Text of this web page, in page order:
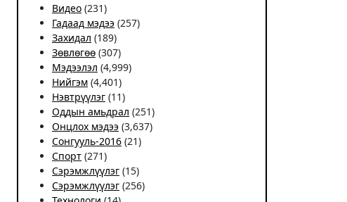
Видео (231)
Гадаад мэдээ (257)
Захидал (189)
Зөвлөгөө (307)
Мэдээлэл (4,999)
Нийгэм (4,401)
Нэвтрүүлэг (11)
Оддын амьдрал (251)
Онцлох мэдээ (3,637)
Сонгууль-2016 (21)
Спорт (271)
Сэрэмжлүүлэг (15)
Сэрэмжлүүлэг (256)